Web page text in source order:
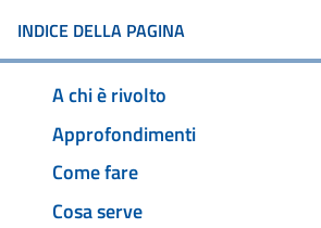
INDICE DELLA PAGINA
A chi è rivolto
Approfondimenti
Come fare
Cosa serve